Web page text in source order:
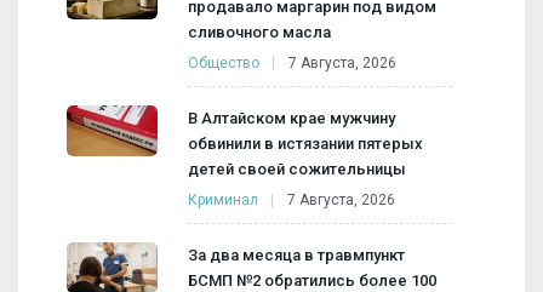
продавало маргарин под видом
сливочного масла
Общество 7 Августа, 2026
В Алтайском крае мужчину
обвинили в истязании пятерых
детей своей сожительницы
Криминал 7 Августа, 2026
За два месяца в травмпункт
БСМП №2 обратились более 100